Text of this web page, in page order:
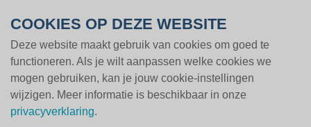
MENU
Disclaimer & Privacy
Word lid
COOKIES OP DEZE WEBSITE
Deze website maakt gebruik van cookies om goed te
functioneren. Als je wilt aanpassen welke cookies we
mogen gebruiken, kan je jouw cookie-instellingen
wijzigen. Meer informatie is beschikbaar in onze
privacyverklaring.